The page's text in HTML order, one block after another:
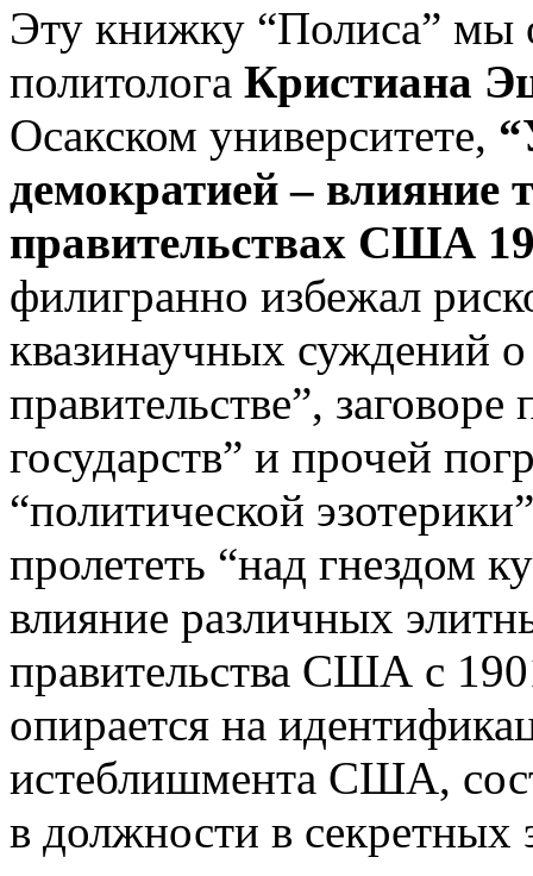
Эту книжку “Полиса” мы
политолога Кристиана
Осакском университете,
демократией – влияние
правительствах США
филигранно избежал
квазинаучных суждений
правительстве”,
государств” и прочей
“политической
пролететь “над гнездом
влияние различных
правительства США с
опирается на
истеблишмента США,
в должности в секретных